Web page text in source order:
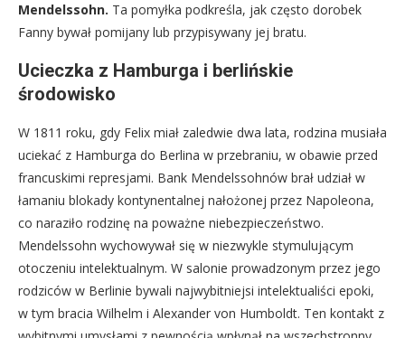
Mendelssohn. Ta pomyłka podkreśla, jak często dorobek
Fanny bywał pomijany lub przypisywany jej bratu.
Ucieczka z Hamburga i berlińskie
środowisko
W 1811 roku, gdy Felix miał zaledwie dwa lata, rodzina musiała
uciekać z Hamburga do Berlina w przebraniu, w obawie przed
francuskimi represjami. Bank Mendelssohnów brał udział w
łamaniu blokady kontynentalnej nałożonej przez Napoleona,
co naraziło rodzinę na poważne niebezpieczeństwo.
Mendelssohn wychowywał się w niezwykle stymulującym
otoczeniu intelektualnym. W salonie prowadzonym przez jego
rodziców w Berlinie bywali najwybitniejsi intelektualiści epoki,
w tym bracia Wilhelm i Alexander von Humboldt. Ten kontakt z